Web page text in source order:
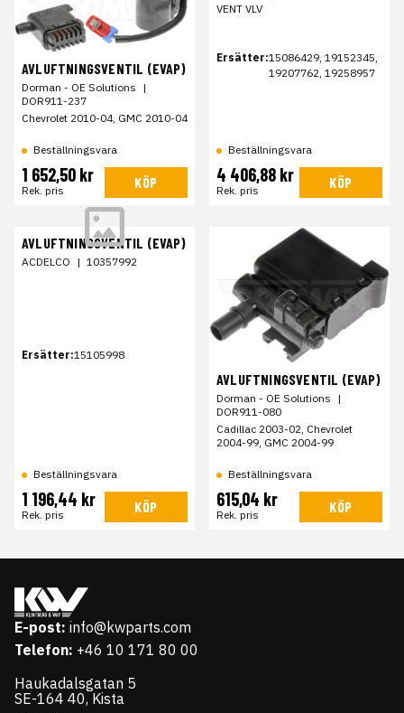
AVLUFTNINGSVENTIL (EVAP)
Dorman - OE Solutions |
DOR911-237
Chevrolet 2010-04, GMC 2010-04
Beställningsvara
1 652,50 kr
Rek. pris KÖP
VENT VLV
Ersätter:15086429, 19152345,
19207762, 19258957
Beställningsvara
4 406,88 kr
Rek. pris KÖP
AVLUFTNINGSVENTIL (EVAP)
ACDELCO | 10357992
Ersätter:15105998
Beställningsvara
1 196,44 kr
Rek. pris KÖP
AVLUFTNINGSVENTIL (EVAP)
Dorman - OE Solutions |
DOR911-080
Cadillac 2003-02, Chevrolet
2004-99, GMC 2004-99
Beställningsvara
615,04 kr
Rek. pris KÖP
E-post: info@kwparts.com
Telefon: +46 10 171 80 00
Haukadalsgatan 5
SE-164 40, Kista